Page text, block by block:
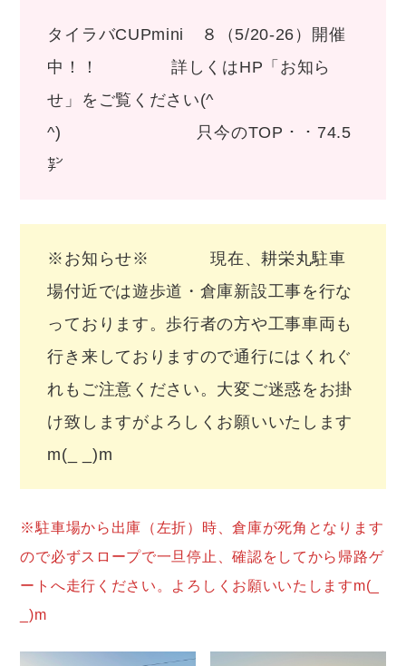
タイラバCUPmini ８（5/20-26）開催
中！！ 詳しくはHP「お知ら
せ」をご覧ください(^
^) 只今のTOP・・74.5
㌢
※お知らせ※ 現在、耕栄丸駐車
場付近では遊歩道・倉庫新設工事を行な
っております。歩行者の方や工事車両も
行き来しておりますので通行にはくれぐ
れもご注意ください。大変ご迷惑をお掛
け致しますがよろしくお願いいたします
m(_ _)m
※駐車場から出庫（左折）時、倉庫が死角となります
ので必ずスロープで一旦停止、確認をしてから帰路ゲ
ートへ走行ください。よろしくお願いいたしますm(_
_)m